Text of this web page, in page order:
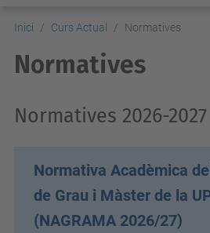
Inici Curs Actual Normatives
Normatives
Normatives 2026-2027
Normativa Acadèmica
de Grau i Màster de la
(NAGRAMA 2026/27)